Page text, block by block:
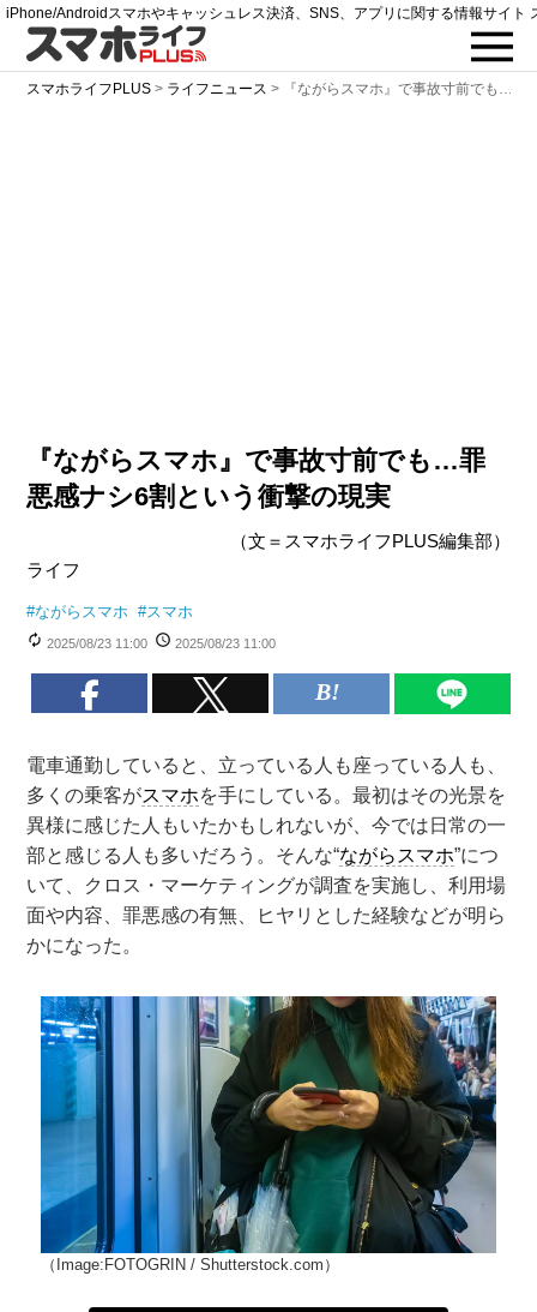
iPhone/Androidスマホやキャッシュレス決済、SNS、アプリに関する情報サイト
スマホライフPLUS > ライフニュース > 『ながらスマホ』で事故寸前でも…罪
『ながらスマホ』で事故寸前でも…罪
悪感ナシ6割という衝撃の現実
（文＝スマホライフPLUS編集部）
ライフ
#ながらスマホ #スマホ
2025/08/23 11:00 2025/08/23 11:00
電車通勤していると、立っている人も座っている人も、
多くの乗客がスマホを手にしている。最初はその光景を
異様に感じた人もいたかもしれないが、今では日常の一
部と感じる人も多いだろう。そんな“ながらスマホ”につ
いて、クロス・マーケティングが調査を実施し、利用場
面や内容、罪悪感の有無、ヒヤリとした経験などが明ら
かになった。
（Image:FOTOGRIN / Shutterstock.com）